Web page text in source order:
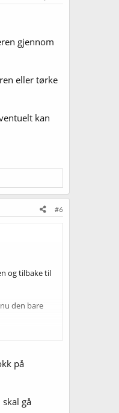
gjennom
eller tørke
kan
#6
og tilbake til
den bare
gå med en
på
gå